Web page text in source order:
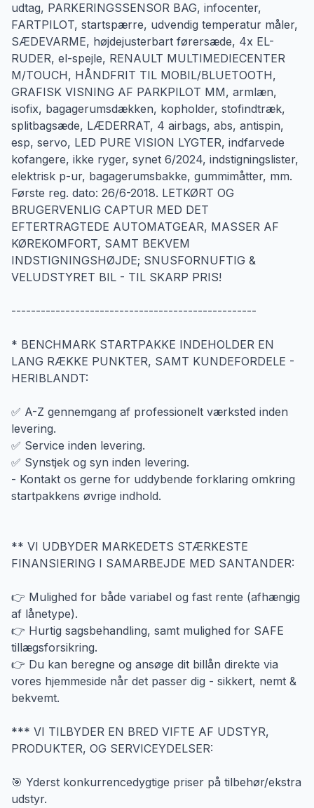
udtag, PARKERINGSSENSOR BAG, infocenter,
FARTPILOT, startspærre, udvendig temperatur måler,
SÆDEVARME, højdejusterbart førersæde, 4x EL-
RUDER, el-spejle, RENAULT MULTIMEDIECENTER
M/TOUCH, HÅNDFRIT TIL MOBIL/BLUETOOTH,
GRAFISK VISNING AF PARKPILOT MM, armlæn,
isofix, bagagerumsdækken, kopholder, stofindtræk,
splitbagsæde, LÆDERRAT, 4 airbags, abs, antispin,
esp, servo, LED PURE VISION LYGTER, indfarvede
kofangere, ikke ryger, synet 6/2024, indstigningslister,
elektrisk p-ur, bagagerumsbakke, gummimåtter, mm.
Første reg. dato: 26/6-2018. LETKØRT OG
BRUGERVENLIG CAPTUR MED DET
EFTERTRAGTEDE AUTOMATGEAR, MASSER AF
KØREKOMFORT, SAMT BEKVEM
INDSTIGNINGSHØJDE; SNUSFORNUFTIG &
VELUDSTYRET BIL - TIL SKARP PRIS!
--------------------------------------------------
* BENCHMARK STARTPAKKE INDEHOLDER EN
LANG RÆKKE PUNKTER, SAMT KUNDEFORDELE -
HERIBLANDT:
✅ A-Z gennemgang af professionelt værksted inden
levering.
✅ Service inden levering.
✅ Synstjek og syn inden levering.
- Kontakt os gerne for uddybende forklaring omkring
startpakkens øvrige indhold.
** VI UDBYDER MARKEDETS STÆRKESTE
FINANSIERING I SAMARBEJDE MED SANTANDER:
👉 Mulighed for både variabel og fast rente (afhængig
af lånetype).
👉 Hurtig sagsbehandling, samt mulighed for SAFE
tillægsforsikring.
👉 Du kan beregne og ansøge dit billån direkte via
vores hjemmeside når det passer dig - sikkert, nemt &
bekvemt.
*** VI TILBYDER EN BRED VIFTE AF UDSTYR,
PRODUKTER, OG SERVICEYDELSER:
🎯 Yderst konkurrencedygtige priser på tilbehør/ekstra
udstyr.